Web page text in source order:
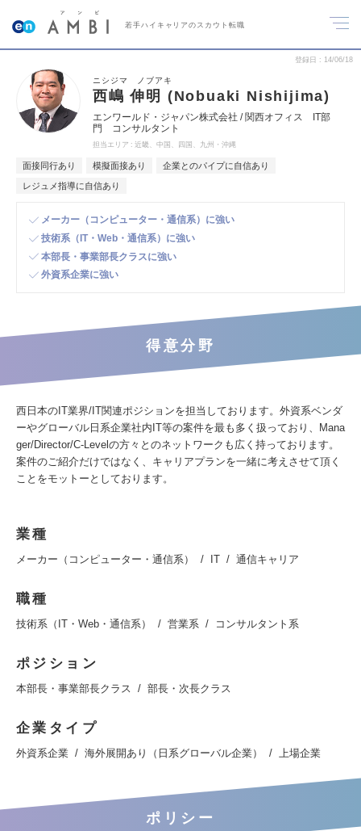
若手ハイキャリアのスカウト転職
登録日 14/06/18
ニシジマ ノブアキ
西嶋 伸明 (Nobuaki Nishijima)
エンワールド・ジャパン株式会社 / 関西オフィス IT部
門 コンサルタント
担当エリア 近畿、中国、四国、九州・沖縄
面接同行あり 模擬面接あり 企業とのパイプに自信あり
レジュメ指導に自信あり
メーカー（コンピューター・通信系）に強い
技術系（IT・Web・通信系）に強い
本部長・事業部長クラスに強い
外資系企業に強い
得意分野
西日本のIT業界/IT関連ポジションを担当しております。外資系ベンダ
ーやグローバル日系企業社内IT等の案件を最も多く扱っており、Mana
ger/Director/C-Levelの方々とのネットワークも広く持っております。
案件のご紹介だけではなく、キャリアプランを一緒に考えさせて頂く
ことをモットーとしております。
業種
メーカー（コンピューター・通信系） IT 通信キャリア
職種
技術系（IT・Web・通信系） 営業系 コンサルタント系
ポジション
本部長・事業部長クラス 部長・次長クラス
企業タイプ
外資系企業 海外展開あり（日系グローバル企業） 上場企業
ポリシー